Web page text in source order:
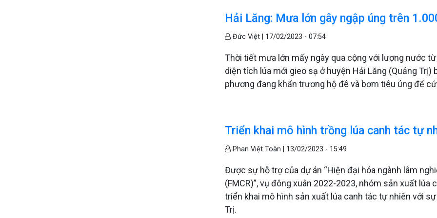
Hải Lăng: Mưa lớn gây ngập úng trên
Đức Việt | 17/02/2023 - 07:54
Thời tiết mưa lớn mấy ngày qua cộng với lượng nước
diện tích lúa mới gieo sạ ở huyện Hải Lăng (Quảng
phương đang khẩn trương hộ đê và bơm tiêu úng để
Triển khai mô hình trồng lúa canh tác tự
Phan Việt Toàn | 13/02/2023 - 15:49
Được sự hỗ trợ của dự án “Hiện đại hóa ngành lâm
(FMCR)”, vụ đông xuân 2022-2023, nhóm sản xuất
triển khai mô hình sản xuất lúa canh tác tự nhiên với
Trị.